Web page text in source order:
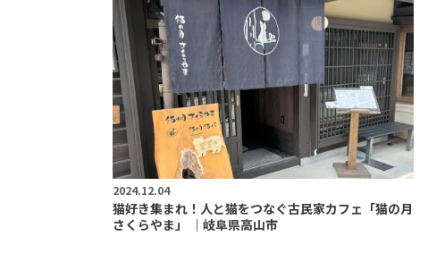
2024.12.04
猫好き集まれ！人と猫をつなぐ古民家カフェ「猫の月
さくらやま」 ｜岐阜県高山市